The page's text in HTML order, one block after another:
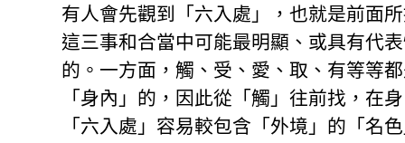
有人會先觀到「六入處」，也就是前面
這三事和合當中可能最明顯、或具有代
的。一方面，觸、受、愛、取、有等等
「身內」的，因此從「觸」往前找，在
「六入處」容易較包含「外境」的「名